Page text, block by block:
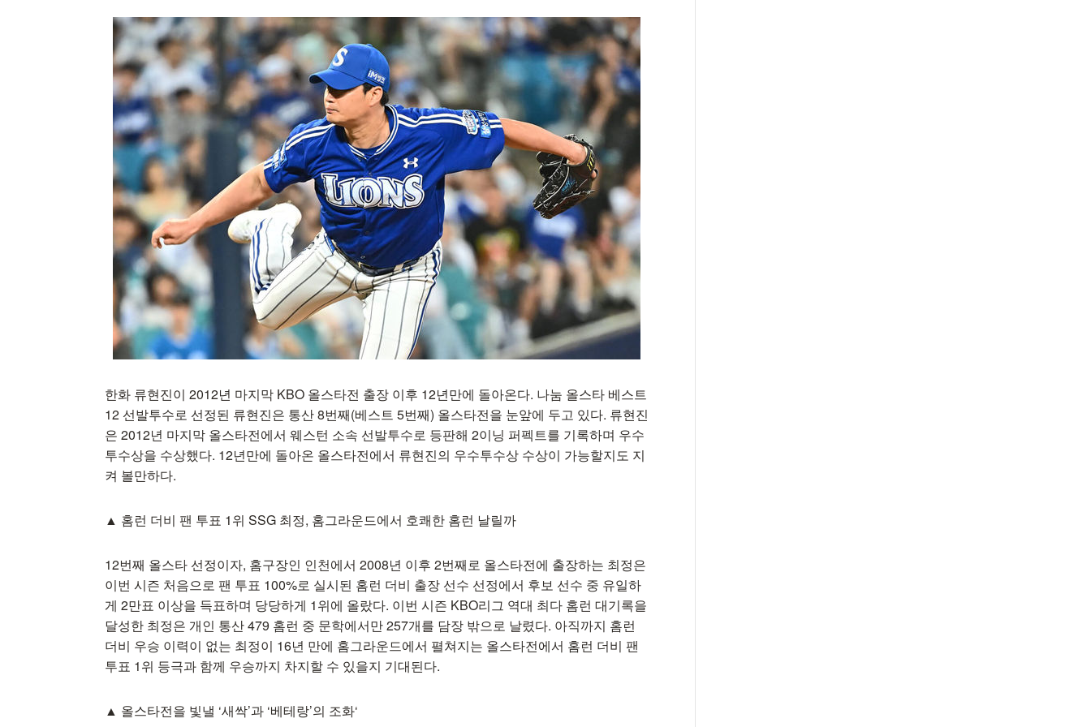
한화 류현진이 2012년 마지막 KBO 올스타전 출장 이후 12년만에 돌아온다. 나눔 올스타 베스트
12 선발투수로 선정된 류현진은 통산 8번째(베스트 5번째) 올스타전을 눈앞에 두고 있다. 류현진
은 2012년 마지막 올스타전에서 웨스턴 소속 선발투수로 등판해 2이닝 퍼펙트를 기록하며 우수
투수상을 수상했다. 12년만에 돌아온 올스타전에서 류현진의 우수투수상 수상이 가능할지도 지
켜 볼만하다.
▲ 홈런 더비 팬 투표 1위 SSG 최정, 홈그라운드에서 호쾌한 홈런 날릴까
12번째 올스타 선정이자, 홈구장인 인천에서 2008년 이후 2번째로 올스타전에 출장하는 최정은
이번 시즌 처음으로 팬 투표 100%로 실시된 홈런 더비 출장 선수 선정에서 후보 선수 중 유일하
게 2만표 이상을 득표하며 당당하게 1위에 올랐다. 이번 시즌 KBO리그 역대 최다 홈런 대기록을
달성한 최정은 개인 통산 479 홈런 중 문학에서만 257개를 담장 밖으로 날렸다. 아직까지 홈런
더비 우승 이력이 없는 최정이 16년 만에 홈그라운드에서 펼쳐지는 올스타전에서 홈런 더비 팬
투표 1위 등극과 함께 우승까지 차지할 수 있을지 기대된다.
▲ 올스타전을 빛낼 ‘새싹’과 ‘베테랑’의 조화‘